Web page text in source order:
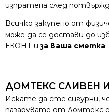
изпратена след
Всичко закупено от
може да се достави до
ЕКОНТ иза ваша сметка.
ДОМТЕКС СЛИВЕН
Искате да сте сигурни,
пазарувате от Домтекс